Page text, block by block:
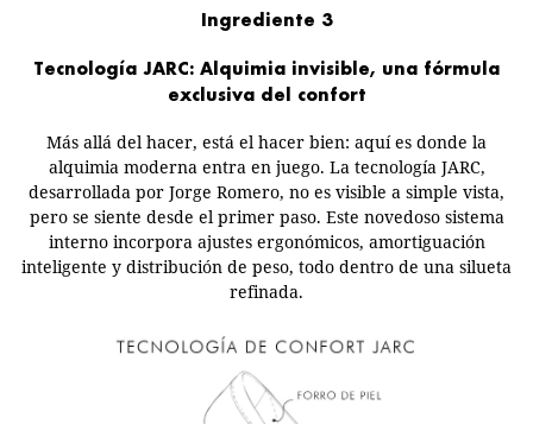
Ingrediente 3
Tecnología JARC: Alquimia invisible, una fórmula
exclusiva del confort
Más allá del hacer, está el hacer bien: aquí es donde la
alquimia moderna entra en juego. La tecnología JARC,
desarrollada por Jorge Romero, no es visible a simple vista,
pero se siente desde el primer paso. Este novedoso sistema
interno incorpora ajustes ergonómicos, amortiguación
inteligente y distribución de peso, todo dentro de una silueta
refinada.